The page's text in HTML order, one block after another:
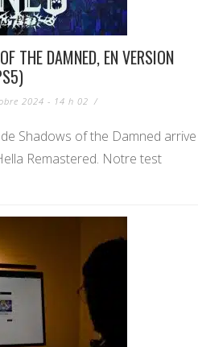
THE DAMNED, EN VERSION
2024 - 14 h 02 /
Shadows of the Damned arrive
Remastered. Notre test